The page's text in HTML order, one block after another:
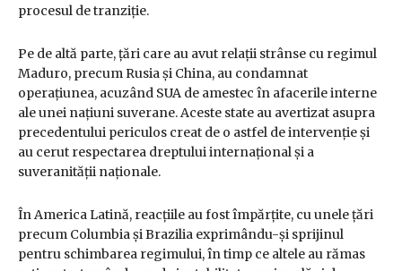
procesul de tranziție.
Pe de altă parte, țări care au avut relații strânse cu regimul
Maduro, precum Rusia și China, au condamnat
operațiunea, acuzând SUA de amestec în afacerile interne
ale unei națiuni suverane. Aceste state au avertizat asupra
precedentului periculos creat de o astfel de intervenție și
au cerut respectarea dreptului internațional și a
suveranității naționale.
În America Latină, reacțiile au fost împărțite, cu unele țări
precum Columbia și Brazilia exprimându-și sprijinul
pentru schimbarea regimului, în timp ce altele au rămas